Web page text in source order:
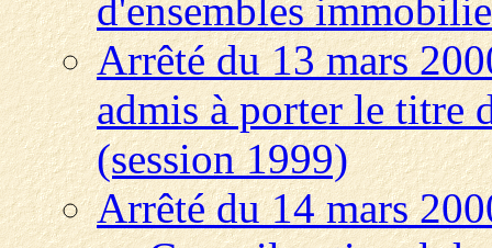
d'ensembles
Arrêté du 13 mars
admis à porter le titre
(session 1999)
Arrêté du 14 mars